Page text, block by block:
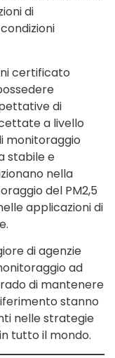
di
certificato
di
a livello
monitoraggio
stabile e
nella
del PM2,5
applicazioni di
di agenzie
ad
di mantenere
stanno
nelle strategie
tutto il mondo.